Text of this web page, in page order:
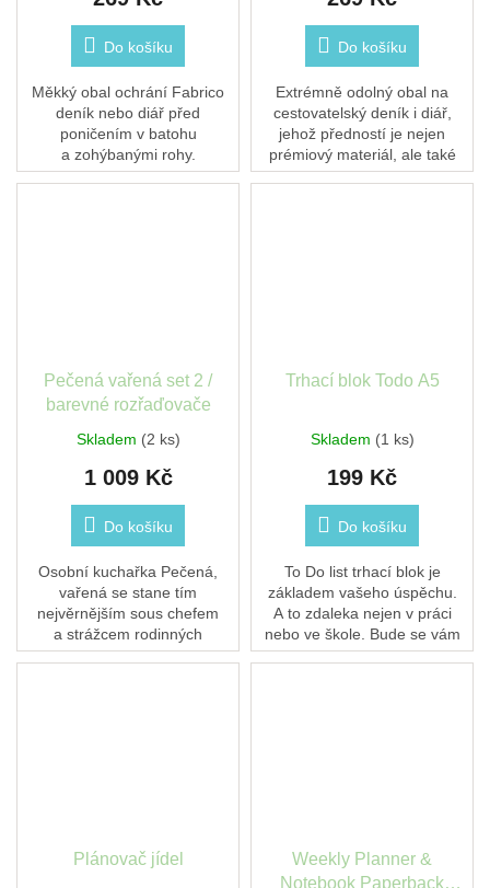
Do košíku
Měkký obal ochrání Fabrico
deník nebo diář před
poničením v batohu
a zohýbanými rohy.
Do košíku
Extrémně odolný obal na
cestovatelský deník i diář,
jehož předností je nejen
prémiový materiál, ale také
unikátní design.
Pečená vařená set 2 /
barevné rozřaďovače
Skladem (2 ks)
1 009 Kč
Do košíku
Osobní kuchařka Pečená,
vařená se stane tím
nejvěrnějším sous chefem
a strážcem rodinných
pokladů. Kromě receptů jí ale
Trhací blok Todo A5
Skladem (1 ks)
199 Kč
Do košíku
To Do list trhací blok je
základem vašeho úspěchu.
A to zdaleka nejen v práci
nebo ve škole. Bude se vám
hodit i pro osobní záležitosti.
Plánovač jídel
Weekly Planner &
Notebook Paperback